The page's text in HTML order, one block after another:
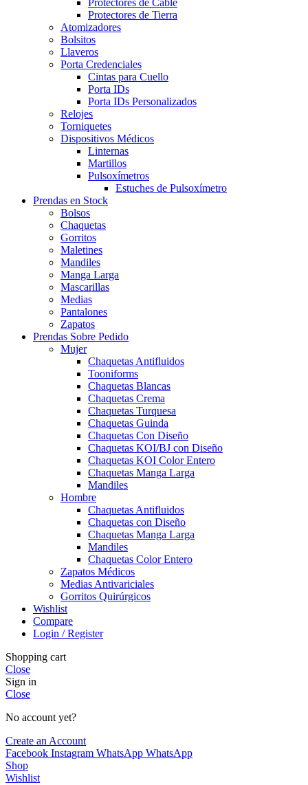
Protectores de Cable
Protectores de Tierra
Atomizadores
Bolsitos
Llaveros
Porta Credenciales
Cintas para Cuello
Porta IDs
Porta IDs Personalizados
Relojes
Torniquetes
Dispositivos Médicos
Linternas
Martillos
Pulsoxímetros
Estuches de Pulsoxímetro
Prendas en Stock
Bolsos
Chaquetas
Gorritos
Maletines
Mandiles
Manga Larga
Mascarillas
Medias
Pantalones
Zapatos
Prendas Sobre Pedido
Mujer
Chaquetas Antifluidos
Tooniforms
Chaquetas Blancas
Chaquetas Crema
Chaquetas Turquesa
Chaquetas Guinda
Chaquetas Con Diseño
Chaquetas KOI/BJ con Diseño
Chaquetas KOI Color Entero
Chaquetas Manga Larga
Mandiles
Hombre
Chaquetas Antifluidos
Chaquetas con Diseño
Chaquetas Manga Larga
Mandiles
Chaquetas Color Entero
Zapatos Médicos
Medias Antivariciales
Gorritos Quirúrgicos
Wishlist
Compare
Login / Register
Shopping cart
Close
Sign in
Close
No account yet?
Create an Account
Facebook Instagram WhatsApp WhatsApp
Shop
Wishlist